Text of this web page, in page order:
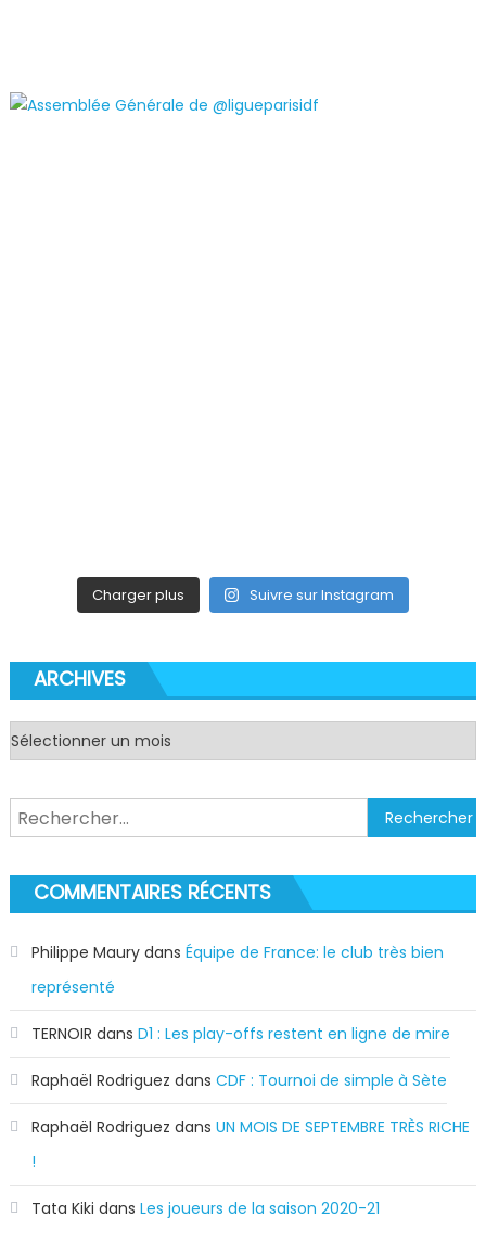
Charger plus Suivre sur Instagram
ARCHIVES
Archives
Rechercher :
COMMENTAIRES RÉCENTS
Philippe Maurydans Équipe de France: le club très bien
représenté
TERNOIR dans D1 : Les play-offs restent en ligne de mire
Raphaël Rodriguez dans CDF : Tournoi de simple à Sète
Raphaël Rodriguez dans UN MOIS DE SEPTEMBRE TRÈS RICHE
!
Tata Kiki dans Les joueurs de la saison 2020-21